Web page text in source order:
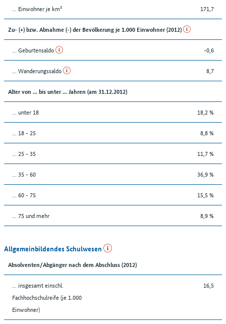
... Einwohner je km² 171,7
Zu- (+) bzw. Abnahme (-) der Bevölkerung je 1.000 Einwohner (2012)
... Geburtensaldo -0,6
... Wanderungssaldo 8,7
Alter von ... bis unter ... Jahren (am 31.12.2012)
... unter 18 18,2 %
... 18 - 25 8,8 %
... 25 - 35 11,7 %
... 35 - 60 36,9 %
... 60 - 75 15,5 %
... 75 und mehr 8,9 %
Allgemeinbildendes Schulwesen
Absolventen/Abgänger nach dem Abschluss (2012)
... insgesamt einschl.
Fachhochschulreife (je 1.000
Einwohner)
16,5